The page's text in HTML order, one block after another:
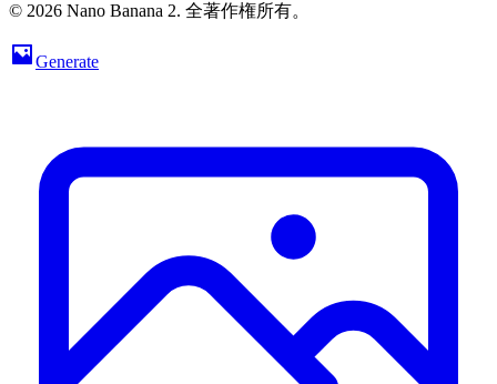
© 2026 Nano Banana 2. 全著作権所有。
Generate